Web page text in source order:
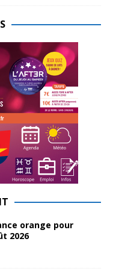
orange pour
2026